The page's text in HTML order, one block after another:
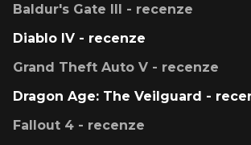
Baldur's Gate III - recenze
Diablo IV - recenze
Grand Theft Auto V - recenze
Dragon Age: The Veilguard -
Fallout 4 - recenze